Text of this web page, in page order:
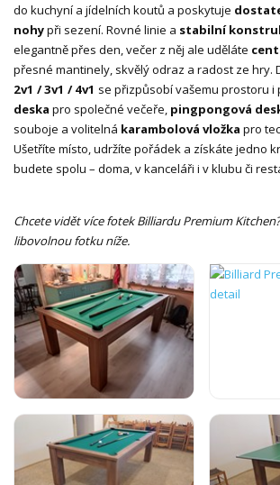
do kuchyní a jídelních koutů a poskytuje
nohypři sezení. Rovné linie a stabilní
elegantně přes den, večer z něj ale uděláte
přesné mantinely, skvělý odraz a radost ze hry.
2v1 / 3v1 / 4v1 se přizpůsobí vašemu prostoru i
deska pro společné večeře, pingpongová
souboje a volitelná karambolová vložka pro
Ušetříte místo, udržíte pořádek a získáte jedno
budete spolu – doma, v kanceláři i v klubu či
Chcete vidět více fotek Billiardu Premium
libovolnou fotku níže.